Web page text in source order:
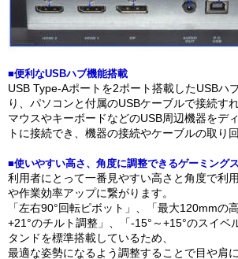
■便利なUSBハブ機能搭載
USB Type-Aポートを2ポート搭載したUSBハ
り、パソコンと付属のUSBケーブルで接続すれ
マウスやキーボードなどのUSB周辺機器をデ
トに接続でき、機器の接続やケーブルの取り
■使いやすい高さ、角度に調整できるゲーミング
利用者にとって一番見やすい高さと角度で利
や作業効率アップに繋がります。
「左右90°回転ピボット」、「最大120mmの
+21°のチルト調整」、「-15°～+15°のスイベ
タンドを標準搭載しているため、
最適な姿勢になるよう調整することで目や肩